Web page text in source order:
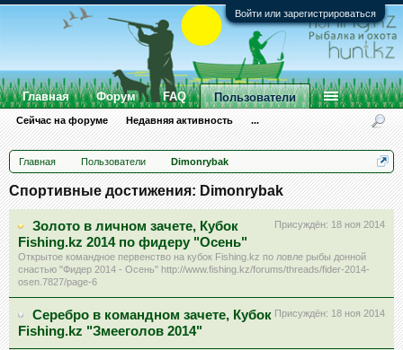
Войти или зарегистрироваться
Главная Пользователи Dimonrybak
Спортивные достижения: Dimonrybak
Присуждён: 18 ноя 2014
Золото в личном зачете, Кубок
Fishing.kz 2014 по фидеру "Осень"
Открытое командное первенство на кубок Fishing.kz по ловле рыбы донной
снастью "Фидер 2014 - Осень" http://www.fishing.kz/forums/threads/fider-2014-
osen.7827/page-6
Присуждён: 18 ноя 2014
Серебро в командном зачете, Кубок
Fishing.kz "Змееголов 2014"
Главная Форум FAQ Пользователи
Сейчас на форуме Недавняя активность ...